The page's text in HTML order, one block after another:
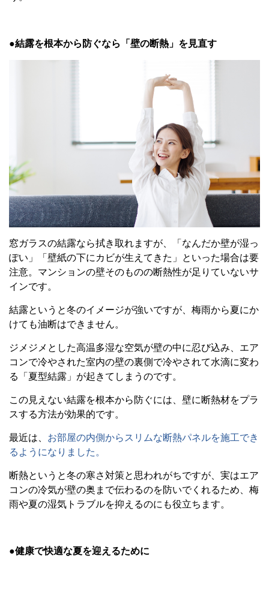
●結露を根本から防ぐなら「壁の断熱」を見直す
窓ガラスの結露なら拭き取れますが、「なんだか壁が湿っ
ぽい」「壁紙の下にカビが生えてきた」といった場合は要
注意。マンションの壁そのものの断熱性が足りていないサ
インです。
結露というと冬のイメージが強いですが、梅雨から夏にか
けても油断はできません。
ジメジメとした高温多湿な空気が壁の中に忍び込み、エア
コンで冷やされた室内の壁の裏側で冷やされて水滴に変わ
る「夏型結露」が起きてしまうのです。
この見えない結露を根本から防ぐには、壁に断熱材をプラ
スする方法が効果的です。
最近は、 お部屋の内側からスリムな断熱パネルを施工でき
るようになりました。
断熱というと冬の寒さ対策と思われがちですが、実はエア
コンの冷気が壁の奥まで伝わるのを防いでくれるため、梅
雨や夏の湿気トラブルを抑えるのにも役立ちます。
●健康で快適な夏を迎えるために